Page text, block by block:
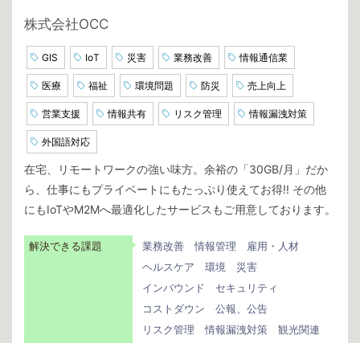
株式会社OCC
GIS IoT 災害 業務改善 情報通信業
医療 福祉 環境問題 防災 売上向上
営業支援 情報共有 リスク管理 情報漏洩対策
外国語対応
在宅、リモートワークの強い味方。余裕の「30GB/月」だか
ら、仕事にもプライベートにもたっぷり使えてお得!! その他
にもIoTやM2Mへ最適化したサービスもご用意しております。
解決できる課題 業務改善 情報管理
雇用・人材
ヘルスケア
環境
災害
インバウンド
セキュリティ
コストダウン
公報、公告
リスク管理
情報漏洩対策
観光関連